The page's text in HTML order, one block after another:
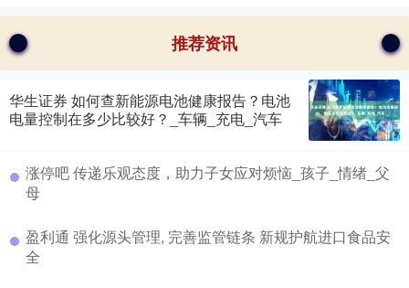
推荐资讯
华生证券 如何查新能源电池健康报告？电池
电量控制在多少比较好？_车辆_充电_汽车
涨停吧 传递乐观态度，助力子女应对烦恼_孩子_情绪_父
母
盈利通 强化源头管理, 完善监管链条 新规护航进口食品安
全